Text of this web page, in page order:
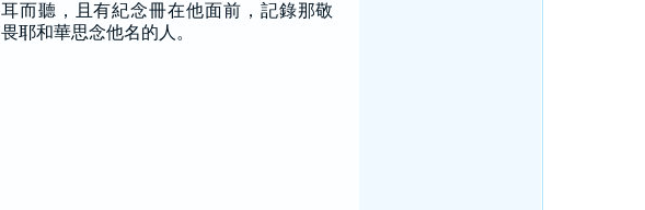
耳而聽，且有紀念冊在他面前，記錄那敬
畏耶和華思念他名的人。